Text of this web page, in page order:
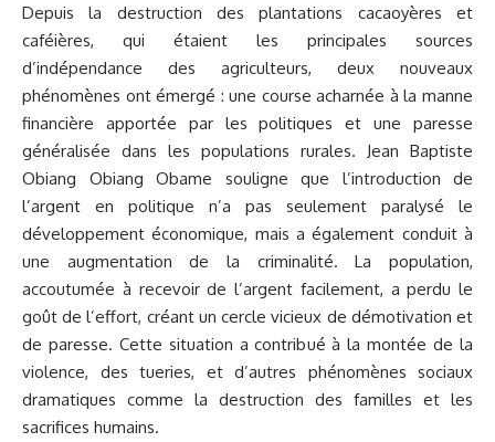
Depuis la destruction des plantations cacaoyères et
caféières, qui étaient les principales sources
d’indépendance des agriculteurs, deux nouveaux
phénomènes ont émergé : une course acharnée à la manne
financière apportée par les politiques et une paresse
généralisée dans les populations rurales. Jean Baptiste
Obiang Obiang Obame souligne que l’introduction de
l’argent en politique n’a pas seulement paralysé le
développement économique, mais a également conduit à
une augmentation de la criminalité. La population,
accoutumée à recevoir de l’argent facilement, a perdu le
goût de l’effort, créant un cercle vicieux de démotivation et
de paresse. Cette situation a contribué à la montée de la
violence, des tueries, et d’autres phénomènes sociaux
dramatiques comme la destruction des familles et les
sacrifices humains.